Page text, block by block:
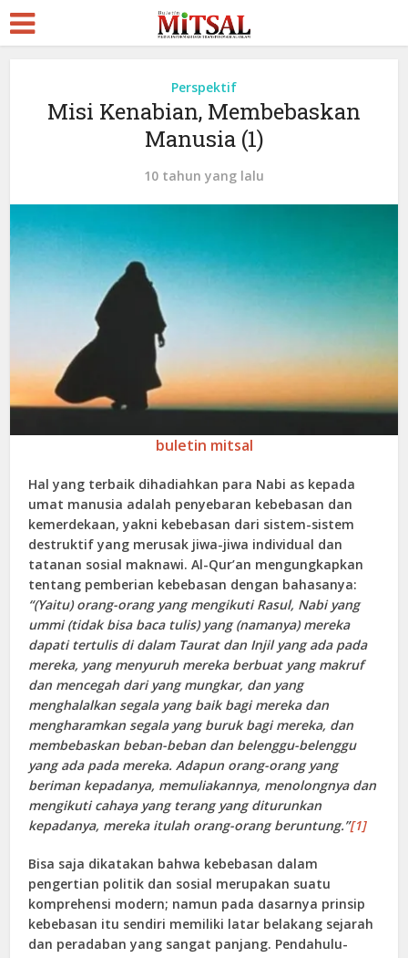
Perspektif
Misi Kenabian, Membebaskan
Manusia (1)
10 tahun yang lalu
buletin mitsal
Hal yang terbaik dihadiahkan para Nabi as kepada
umat manusia adalah penyebaran kebebasan dan
kemerdekaan, yakni kebebasan dari sistem-sistem
destruktif yang merusak jiwa-jiwa individual dan
tatanan sosial maknawi. Al-Qur’an mengungkapkan
tentang pemberian kebebasan dengan bahasanya:
“(Yaitu) orang-orang yang mengikuti Rasul, Nabi yang
ummi (tidak bisa baca tulis) yang (namanya) mereka
dapati tertulis di dalam Taurat dan Injil yang ada pada
mereka, yang menyuruh mereka berbuat yang makruf
dan mencegah dari yang mungkar, dan yang
menghalalkan segala yang baik bagi mereka dan
mengharamkan segala yang buruk bagi mereka, dan
membebaskan beban-beban dan belenggu-belenggu
yang ada pada mereka. Adapun orang-orang yang
beriman kepadanya, memuliakannya, menolongnya dan
mengikuti cahaya yang terang yang diturunkan
kepadanya, mereka itulah orang-orang beruntung.”[1]
Bisa saja dikatakan bahwa kebebasan dalam
pengertian politik dan sosial merupakan suatu
komprehensi modern; namun pada dasarnya prinsip
kebebasan itu sendiri memiliki latar belakang sejarah
dan peradaban yang sangat panjang. Pendahulu-